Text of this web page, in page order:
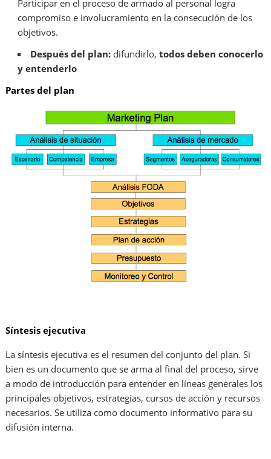
Participar en el proceso de armado al personal logra
compromiso e involucramiento en la consecución de los
objetivos.
Después del plan: difundirlo,todos deben conocerlo
y entenderlo
Partes del plan
Síntesis ejecutiva
La síntesis ejecutiva es el resumen del conjunto del plan. Si
bien es un documento que se arma al final del proceso, sirve
a modo de introducción para entender en líneas generales los
principales objetivos, estrategias, cursos de acción y recursos
necesarios. Se utiliza como documento informativo para su
difusión interna.